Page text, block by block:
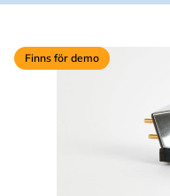
Finns för demo